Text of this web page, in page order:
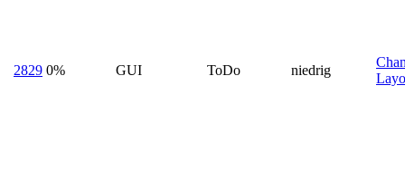
2829 0% GUI ToDo niedrig